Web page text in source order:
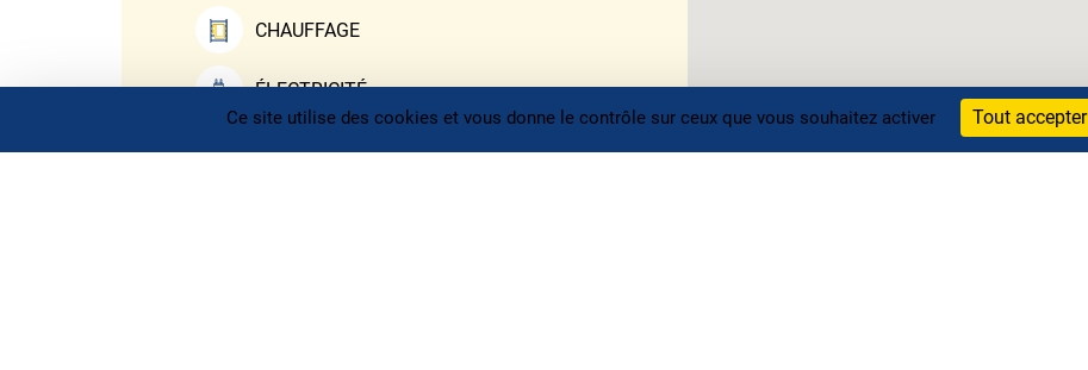
CHAUFFAGE
ÉLECTRICITÉ
Ce site utilise des cookies et vous donne le contrôle sur ceux que vous souhaitez activer Tout accepter